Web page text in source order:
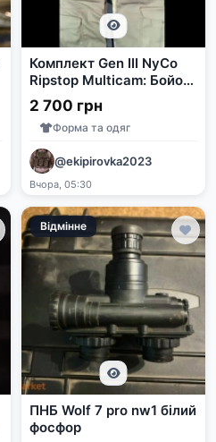
Комплект Gen III NyCo
Ripstop Multicam: Бойові
штани, Убакс, Кітель
2 700 грн
Форма та одяг
@ekipirovka2023
Вчора, 05:30
Відмінне
ПНБ Wolf 7 pro nw1 білий
фосфор